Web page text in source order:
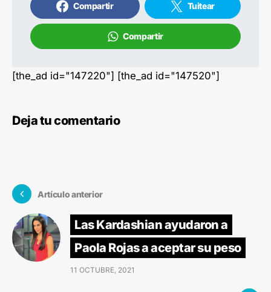
Compartir Tuitear
Compartir
[the_ad id="147220"] [the_ad id="147520"]
Deja tu comentario
Artículo anterior
Las Kardashian ayudaron a
Paola Rojas a aceptar su peso
11 OCTUBRE, 2021